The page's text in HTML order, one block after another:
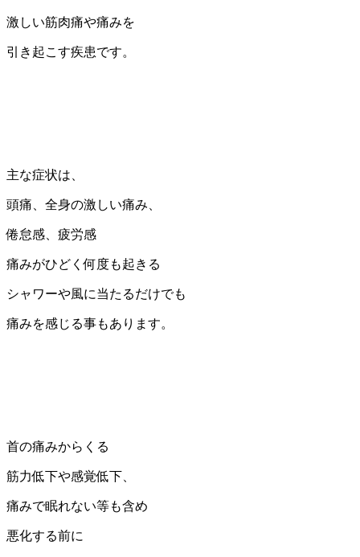
激しい筋肉痛や痛みを
引き起こす疾患です。
主な症状は、
頭痛、全身の激しい痛み、
倦怠感、疲労感
痛みがひどく何度も起きる
シャワーや風に当たるだけでも
痛みを感じる事もあります。
首の痛みからくる
筋力低下や感覚低下、
痛みで眠れない等も含め
悪化する前に